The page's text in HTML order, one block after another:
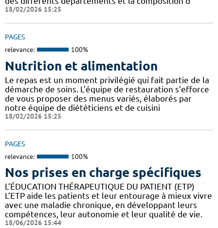
18/02/2026 15:25
PAGES
relevance: 100%
Nutrition et alimentation
Le repas est un moment privilégié qui fait partie de la
démarche de soins. L’équipe de restauration s’efforce
de vous proposer des menus variés, élaborés par
notre équipe de diététiciens et de cuisini
18/02/2026 15:25
PAGES
relevance: 100%
Nos prises en charge spécifiques
L’ÉDUCATION THÉRAPEUTIQUE DU PATIENT (ETP)
L’ETP aide les patients et leur entourage à mieux vivre
avec une maladie chronique, en développant leurs
compétences, leur autonomie et leur qualité de vie.
18/06/2026 15:44